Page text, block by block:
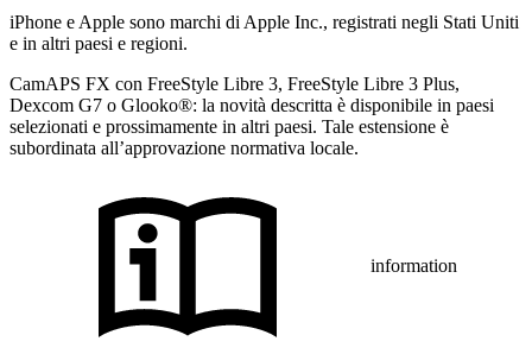
iPhone e Apple sono marchi di Apple Inc., registrati negli Stati Uniti
e in altri paesi e regioni.
CamAPS FX con FreeStyle Libre 3, FreeStyle Libre 3 Plus,
Dexcom G7 o Glooko®: la novità descritta è disponibile in paesi
selezionati e prossimamente in altri paesi. Tale estensione è
subordinata all’approvazione normativa locale.
information